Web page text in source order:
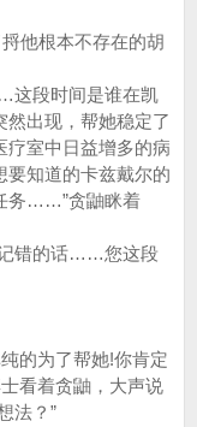
他根本不存在的胡
段时间是谁在凯
出现，帮她稳定了
疗室中日益增多的病
要知道的卡兹戴尔的
务……”贪鼬眯着
错的话……您这段
的为了帮她!你肯定
看着贪鼬，大声说
法？”